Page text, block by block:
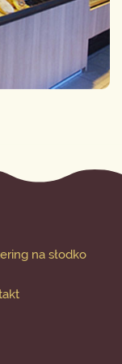
na słodko